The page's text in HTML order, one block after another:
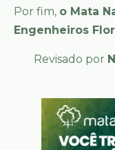
Por fim, o Mata
Engenheiros
Revisado por